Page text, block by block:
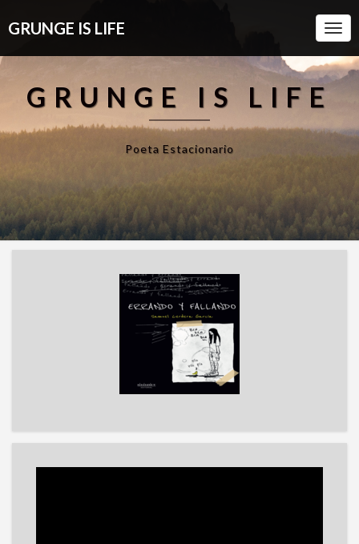
GRUNGE IS LIFE
GRUNGE IS LIFE
Poeta Estacionario